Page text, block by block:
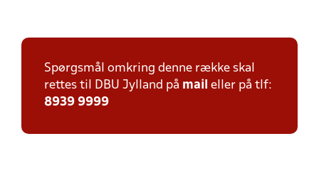
Spørgsmål omkring denne række skal
rettes til DBU Jylland på mail eller på tlf:
8939 9999